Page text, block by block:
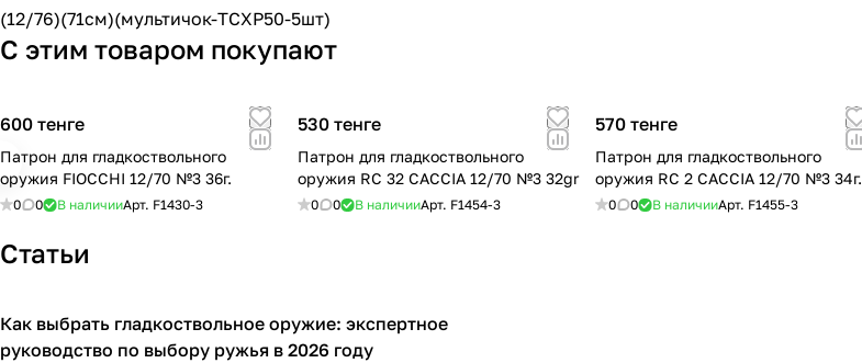
(12/76)(71см)(мультичок-TCXP50-5шт)
С этим товаром покупают
600 тенге
Патрон для гладкоствольного
оружия FIOCCHI 12/70 №3 36г.
0 0 В наличииАрт. F1430-3
530 тенге
Патрон для гладкоствольного
оружия RC 32 CACCIA 12/70 №3 32gr
0 0 В наличииАрт. F1454-3
570 тенге
Патрон для гладкоствольного
оружия RC 2 CACCIA 12/70 №3 34г.
0 0 В наличииАрт. F1455-3
Статьи
Советы покупателям
Как выбрать гладкоствольное оружие: экспертное
руководство по выбору ружья в 2026 году